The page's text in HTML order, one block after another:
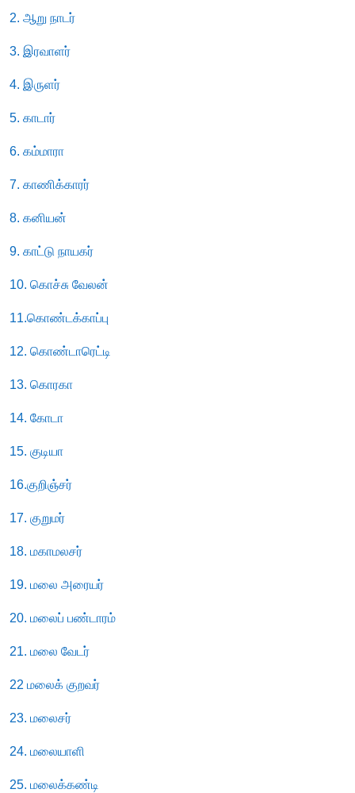
2. ஆறு நாடர்
3. இரவாளர்
4. இருளர்
5. காடார்
6. கம்மாரா
7. காணிக்காரர்
8. கனியன்
9. காட்டு நாயகர்
10. கொச்சு வேலன்
11.கொண்டக்காப்பு
12. கொண்டாரெட்டி
13. கொரகா
14. கோடா
15. குடியா
16.குறிஞ்சர்
17. குறுமர்
18. மகாமலசர்
19. மலை அரையர்
20. மலைப் பண்டாரம்
21. மலை வேடர்
22 மலைக் குறவர்
23. மலைசர்
24. மலையாளி
25. மலைக்கண்டி